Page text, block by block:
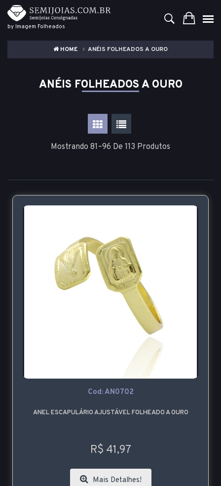
by Imagem Folheados
HOME ANÉIS FOLHEADOS A OURO
ANÉIS FOLHEADOS A OURO
Mostrando 81–96 De 113 Produtos
Cod: AN0702
ANEL ESCAPULÁRIO AJUSTÁVEL FOLHEADO A OURO
R$ 41,97
Mais Detalhes!